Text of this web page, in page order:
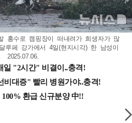
홍수로 캠핑장이 떠내려가 희생자가 많
루페 강가에서 4일(현지시각) 한 남성이
2025.07.06.